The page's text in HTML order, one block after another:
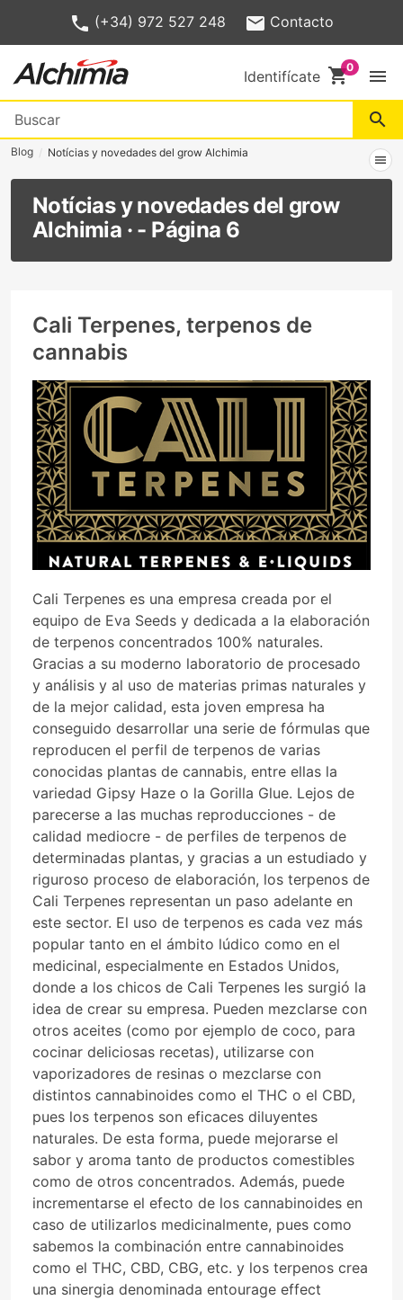
(+34) 972 527 248 Contacto
Identifícate shopping_cart menu
search
Blog Notícias y novedades del grow Alchimia
menu
Notícias y novedades del grow
Alchimia · - Página 6
Cali Terpenes, terpenos de
cannabis
Cali Terpenes es una empresa creada por el
equipo de Eva Seeds y dedicada a la elaboración
de terpenos concentrados 100% naturales.
Gracias a su moderno laboratorio de procesado
y análisis y al uso de materias primas naturales y
de la mejor calidad, esta joven empresa ha
conseguido desarrollar una serie de fórmulas que
reproducen el perfil de terpenos de varias
conocidas plantas de cannabis, entre ellas la
variedad Gipsy Haze o la Gorilla Glue. Lejos de
parecerse a las muchas reproducciones - de
calidad mediocre - de perfiles de terpenos de
determinadas plantas, y gracias a un estudiado y
riguroso proceso de elaboración, los terpenos de
Cali Terpenes representan un paso adelante en
este sector. El uso de terpenos es cada vez más
popular tanto en el ámbito lúdico como en el
medicinal, especialmente en Estados Unidos,
donde a los chicos de Cali Terpenes les surgió la
idea de crear su empresa. Pueden mezclarse con
otros aceites (como por ejemplo de coco, para
cocinar deliciosas recetas), utilizarse con
vaporizadores de resinas o mezclarse con
distintos cannabinoides como el THC o el CBD,
pues los terpenos son eficaces diluyentes
naturales. De esta forma, puede mejorarse el
sabor y aroma tanto de productos comestibles
como de otros concentrados. Además, puede
incrementarse el efecto de los cannabinoides en
caso de utilizarlos medicinalmente, pues como
sabemos la combinación entre cannabinoides
como el THC, CBD, CBG, etc. y los terpenos crea
una sinergia denominada entourage effect